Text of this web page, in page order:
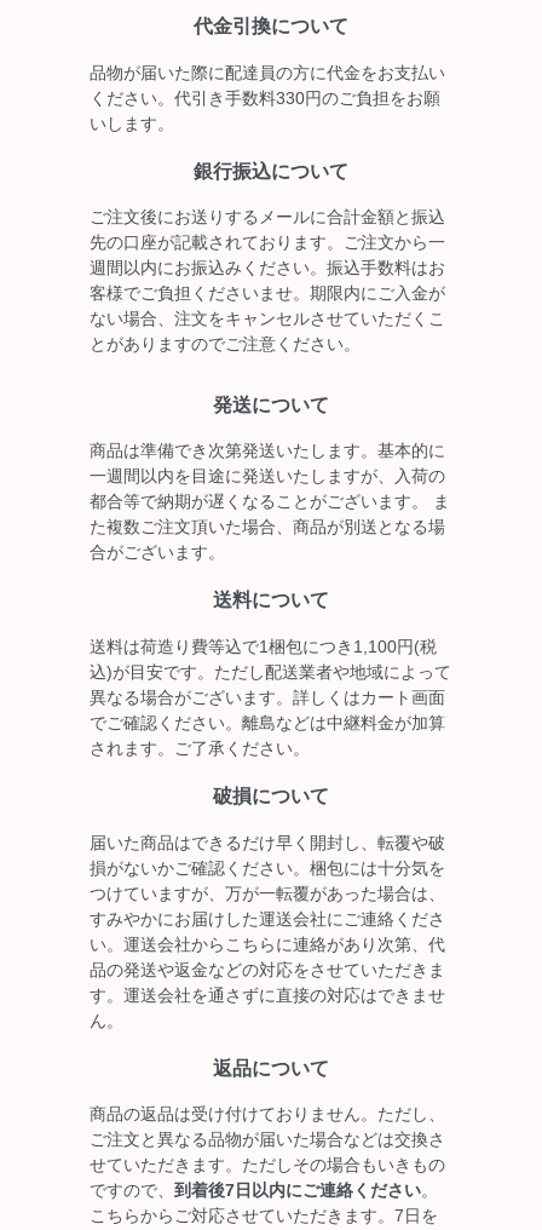
代金引換について
品物が届いた際に配達員の方に代金をお支払い
ください。代引き手数料330円のご負担をお願
いします。
銀行振込について
ご注文後にお送りするメールに合計金額と振込
先の口座が記載されております。ご注文から一
週間以内にお振込みください。振込手数料はお
客様でご負担くださいませ。期限内にご入金が
ない場合、注文をキャンセルさせていただくこ
とがありますのでご注意ください。
発送について
商品は準備でき次第発送いたします。基本的に
一週間以内を目途に発送いたしますが、入荷の
都合等で納期が遅くなることがございます。 ま
た複数ご注文頂いた場合、商品が別送となる場
合がございます。
送料について
送料は荷造り費等込で1梱包につき1,100円(税
込)が目安です。ただし配送業者や地域によって
異なる場合がございます。詳しくはカート画面
でご確認ください。離島などは中継料金が加算
されます。ご了承ください。
破損について
届いた商品はできるだけ早く開封し、転覆や破
損がないかご確認ください。梱包には十分気を
つけていますが、万が一転覆があった場合は、
すみやかにお届けした運送会社にご連絡くださ
い。運送会社からこちらに連絡があり次第、代
品の発送や返金などの対応をさせていただきま
す。運送会社を通さずに直接の対応はできませ
ん。
返品について
商品の返品は受け付けておりません。ただし、
ご注文と異なる品物が届いた場合などは交換さ
せていただきます。ただしその場合もいきもの
ですので、 到着後7日以内にご連絡ください。
こちらからご対応させていただきます。7日を